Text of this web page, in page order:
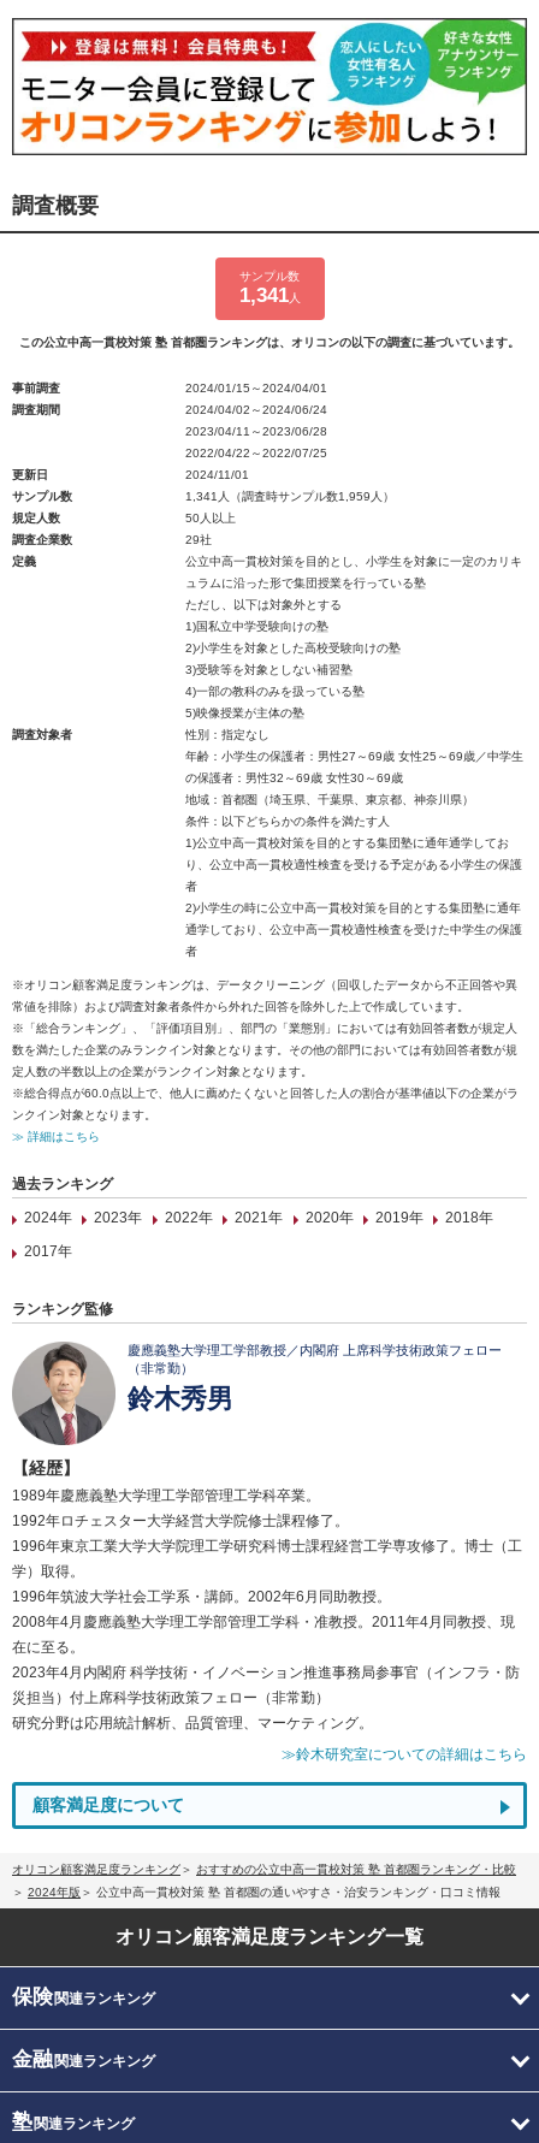
調査概要
サンプル数
1,341人
この公立中高一貫校対策 塾 首都圏ランキングは、オリコンの以下の調査に基づいています。
事前調査
2024/01/15～2024/04/01
調査期間
2024/04/02～2024/06/24
2023/04/11～2023/06/28
2022/04/22～2022/07/25
更新日
2024/11/01
サンプル数
1,341人（調査時サンプル数1,959人）
規定人数
50人以上
調査企業数
29社
定義
公立中高一貫校対策を目的とし、小学生を対象に一定のカリキ
ュラムに沿った形で集団授業を行っている塾
ただし、以下は対象外とする
1)国私立中学受験向けの塾
2)小学生を対象とした高校受験向けの塾
3)受験等を対象としない補習塾
4)一部の教科のみを扱っている塾
5)映像授業が主体の塾
調査対象者
性別：指定なし
年齢：小学生の保護者：男性27～69歳 女性25～69歳／中学生
の保護者：男性32～69歳 女性30～69歳
地域：首都圏（埼玉県、千葉県、東京都、神奈川県）
条件：以下どちらかの条件を満たす人
1)公立中高一貫校対策を目的とする集団塾に通年通学してお
り、公立中高一貫校適性検査を受ける予定がある小学生の保護
者
2)小学生の時に公立中高一貫校対策を目的とする集団塾に通年
通学しており、公立中高一貫校適性検査を受けた中学生の保護
者
※オリコン顧客満足度ランキングは、データクリーニング（回収したデータから不正回答や異
常値を排除）および調査対象者条件から外れた回答を除外した上で作成しています。
※「総合ランキング」、「評価項目別」、部門の「業態別」においては有効回答者数が規定人
数を満たした企業のみランクイン対象となります。その他の部門においては有効回答者数が規
定人数の半数以上の企業がランクイン対象となります。
※総合得点が60.0点以上で、他人に薦めたくないと回答した人の割合が基準値以下の企業がラ
ンクイン対象となります。
≫ 詳細はこちら
過去ランキング
2024年
2023年 2022年 2021年 2020年 2019年
2018年
2017年
ランキング監修
慶應義塾大学理工学部教授／内閣府 上席科学技術政策フェロー
（非常勤）
鈴木秀男
【経歴】
1989年慶應義塾大学理工学部管理工学科卒業。
1992年ロチェスター大学経営大学院修士課程修了。
1996年東京工業大学大学院理工学研究科博士課程経営工学専攻修了。博士（工
学）取得。
1996年筑波大学社会工学系・講師。2002年6月同助教授。
2008年4月慶應義塾大学理工学部管理工学科・准教授。2011年4月同教授、現
在に至る。
2023年4月内閣府 科学技術・イノベーション推進事務局参事官（インフラ・防
災担当）付上席科学技術政策フェロー（非常勤）
研究分野は応用統計解析、品質管理、マーケティング。
≫鈴木研究室についての詳細はこちら
顧客満足度について
オリコン顧客満足度ランキング
おすすめの公立中高一貫校対策 塾 首都圏ランキング・比較
2024年版
公立中高一貫校対策 塾 首都圏の通いやすさ・治安ランキング・口コミ情報
オリコン顧客満足度ランキング一覧
保険関連ランキング
金融関連ランキング
塾関連ランキング